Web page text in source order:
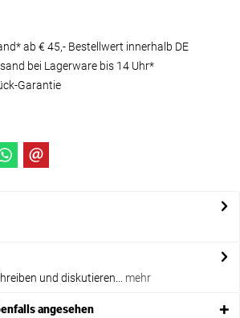
ab € 45,- Bestellwert innerhalb DE
bei Lagerware bis 14 Uhr*
Garantie
und diskutieren...
mehr
angesehen